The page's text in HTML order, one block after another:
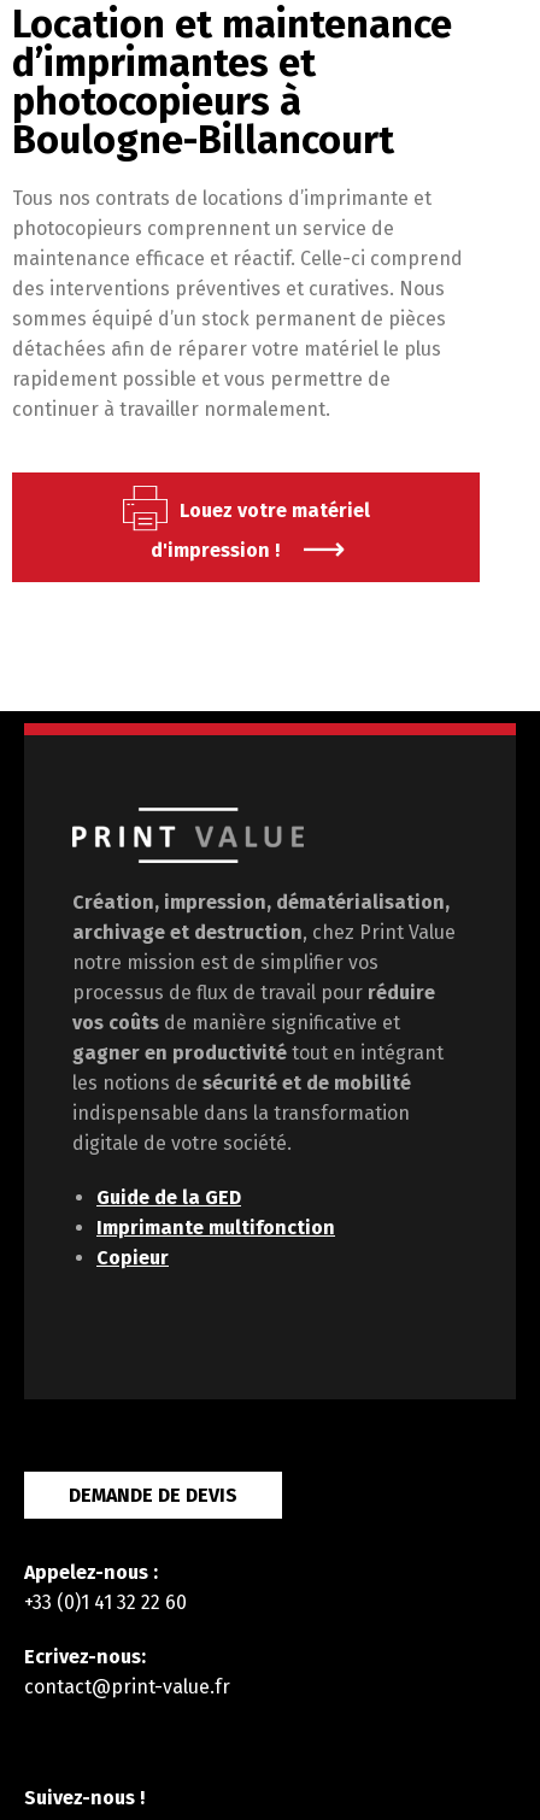
Location et maintenance
d’imprimantes et
photocopieurs à
Boulogne-Billancourt
Tous nos contrats de locations d’imprimante et
photocopieurs comprennent un service de
maintenance efficace et réactif. Celle-ci comprend
des interventions préventives et curatives. Nous
sommes équipé d’un stock permanent de pièces
détachées afin de réparer votre matériel le plus
rapidement possible et vous permettre de
continuer à travailler normalement.
Louez votre matériel
d'impression !
Création, impression, dématérialisation,
archivage et destruction, chez Print Value
notre mission est de simplifier vos
processus de flux de travail pour réduire
vos coûts de manière significative et
gagner en productivité tout en intégrant
les notions de sécurité et de mobilité
indispensable dans la transformation
digitale de votre société.
Guide de la GED
Imprimante multifonction
Copieur
DEMANDE DE DEVIS
Appelez-nous :
+33 (0)1 41 32 22 60
Ecrivez-nous:
contact@print-value.fr
Suivez-nous !